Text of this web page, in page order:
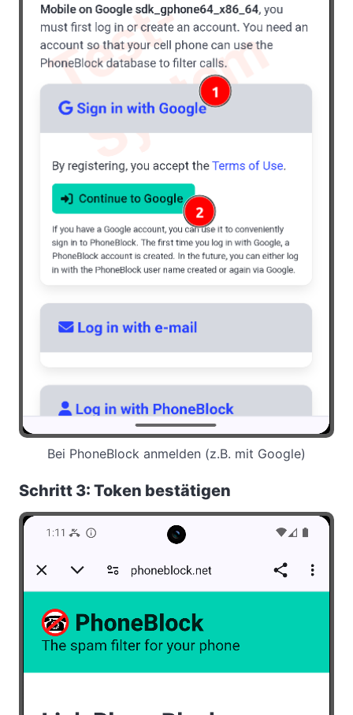
Bei PhoneBlock anmelden (z.B. mit Google)
Schritt 3: Token bestätigen